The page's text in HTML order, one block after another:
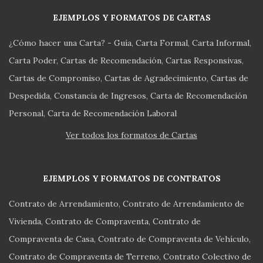
EJEMPLOS Y FORMATOS DE CARTAS
¿Cómo hacer una Carta? - Guía Carta Formal Carta Informal
Carta Poder Cartas de Recomendación Cartas Responsivas
Cartas de Compromiso Cartas de Agradecimiento Cartas de
Despedida Constancia de Ingresos Carta de Recomendación
Personal Carta de Recomendación Laboral
Ver todos los formatos de Cartas
EJEMPLOS Y FORMATOS DE CONTRATOS
Contrato de Arrendamiento Contrato de Arrendamiento de
Vivienda Contrato de Compraventa Contrato de
Compraventa de Casa Contrato de Compraventa de Vehículo
Contrato de Compraventa de Terreno Contrato Colectivo de